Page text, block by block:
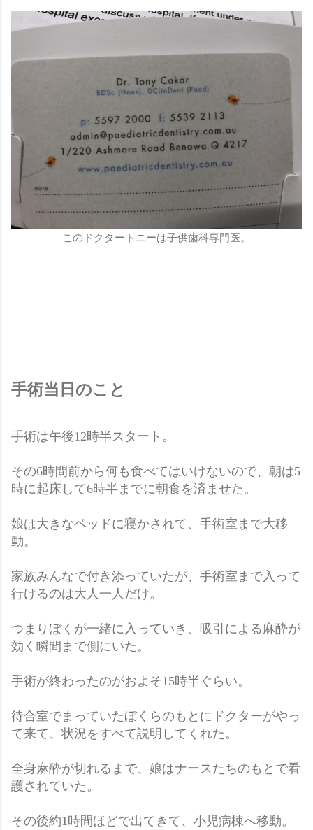
このドクタートニーは子供歯科専門医。
手術当日のこと
手術は午後12時半スタート。
その6時間前から何も食べてはいけないので、朝は5
時に起床して6時半までに朝食を済ませた。
娘は大きなベッドに寝かされて、手術室まで大移
動。
家族みんなで付き添っていたが、手術室まで入って
行けるのは大人一人だけ。
つまりぼくが一緒に入っていき、吸引による麻酔が
効く瞬間まで側にいた。
手術が終わったのがおよそ15時半ぐらい。
待合室でまっていたぼくらのもとにドクターがやっ
て来て、状況をすべて説明してくれた。
全身麻酔が切れるまで、娘はナースたちのもとで看
護されていた。
その後約1時間ほどで出てきて、小児病棟へ移動。